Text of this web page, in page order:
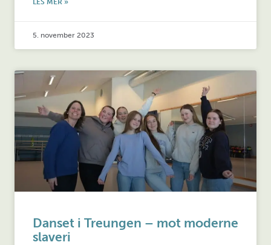
LES MER »
5. november 2023
Danset i Treungen – mot moderne
slaveri